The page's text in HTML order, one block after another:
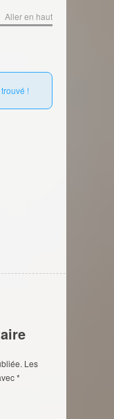
Aller en haut
!
Les
*